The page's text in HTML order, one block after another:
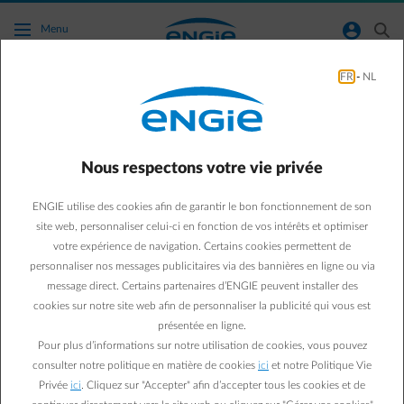
Accéder au contenu principal
Menu normal-account-circle search
Changer le régime de comptage de votre
compteur digital ?
C’est possible.
Régime de comptage 3
Votre gestionnaire de réseau nous envoie les valeurs
FR - NL
Nous respectons votre vie privée
ENGIE utilise des cookies afin de garantir le bon fonctionnement de son
site web, personnaliser celui-ci en fonction de vos intérêts et optimiser
votre expérience de navigation. Certains cookies permettent de
personnaliser nos messages publicitaires via des bannières en ligne ou via
message direct. Certains partenaires d’ENGIE peuvent installer des
cookies sur notre site web afin de personnaliser la publicité qui vous est
présentée en ligne.
Pour plus d’informations sur notre utilisation de cookies, vous pouvez
consulter notre politique en matière de cookies ici et notre Politique Vie
Privée ici . Cliquez sur "Accepter" afin d’accepter tous les cookies et de